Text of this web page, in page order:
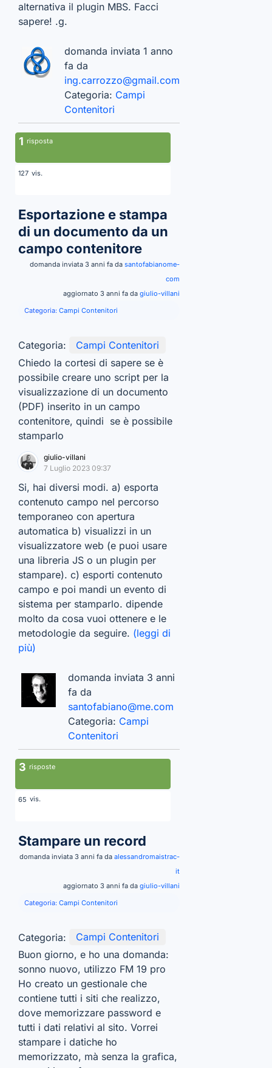
alternativa il plugin MBS. Facci
sapere! .g.
domanda inviata 1 anno
fa da
ing.carrozzo@gmail.com
Categoria: Campi
Contenitori
1 risposta
127 vis.
Esportazione e stampa
di un documento da un
campo contenitore
domanda inviata 3 anni fa da santofabianome-
com
aggiornato 3 anni fa da giulio-villani
Categoria: Campi Contenitori
Categoria:
Campi Contenitori
Chiedo la cortesi di sapere se è
possibile creare uno script per la
visualizzazione di un documento
(PDF) inserito in un campo
contenitore, quindi se è possibile
stamparlo
giulio-villani
7 Luglio 2023 09:37
Si, hai diversi modi. a) esporta
contenuto campo nel percorso
temporaneo con apertura
automatica b) visualizzi in un
visualizzatore web (e puoi usare
una libreria JS o un plugin per
stampare). c) esporti contenuto
campo e poi mandi un evento di
sistema per stamparlo. dipende
molto da cosa vuoi ottenere e le
metodologie da seguire. (leggi di
più)
domanda inviata 3 anni
fa da
santofabiano@me.com
Categoria: Campi
Contenitori
3 risposte
65 vis.
Stampare un record
domanda inviata 3 anni fa da alessandromaistrac-
it
aggiornato 3 anni fa da giulio-villani
Categoria: Campi Contenitori
Categoria:
Campi Contenitori
Buon giorno, e ho una domanda:
sonno nuovo, utilizzo FM 19 pro
Ho creato un gestionale che
contiene tutti i siti che realizzo,
dove memorizzare password e
tutti i dati relativi al sito. Vorrei
stampare i datiche ho
memorizzato, mà senza la grafica,